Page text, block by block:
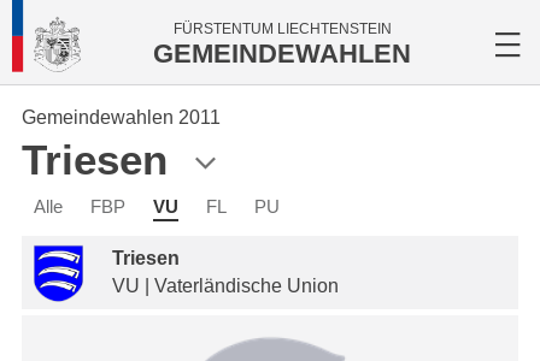
FÜRSTENTUM LIECHTENSTEIN
GEMEINDEWAHLEN
Gemeindewahlen 2011
Triesen
Alle FBP VU FL PU
Triesen
VU | Vaterländische Union